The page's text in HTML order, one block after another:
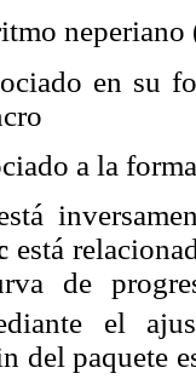
en su
a la
está
de
el
del paquete